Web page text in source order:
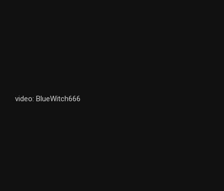
video: BlueWitch666